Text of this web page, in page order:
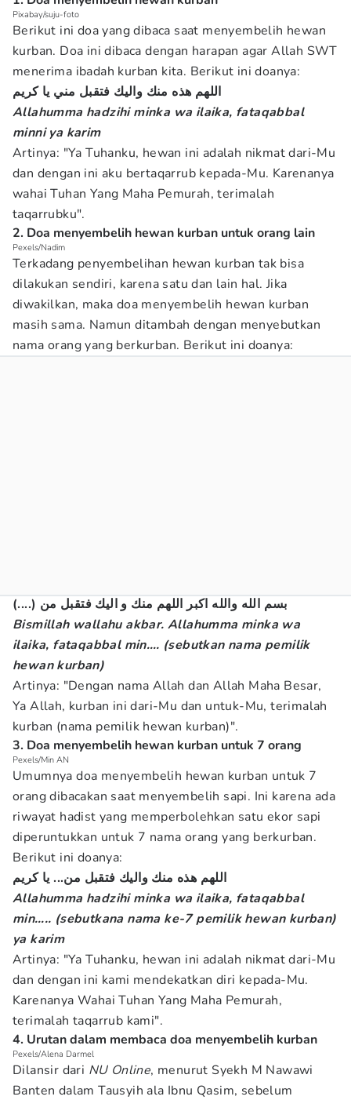
Pixabay/suju-foto
Berikut ini doa yang dibaca saat menyembelih hewan
kurban. Doa ini dibaca dengan harapan agar Allah SWT
menerima ibadah kurban kita. Berikut ini doanya:
اللهم هذه منك واليك فتقبل مني يا كريم
Allahumma hadzihi minka wa ilaika, fataqabbal
minni ya karim
Artinya: "Ya Tuhanku, hewan ini adalah nikmat dari-Mu
dan dengan ini aku bertaqarrub kepada-Mu. Karenanya
wahai Tuhan Yang Maha Pemurah, terimalah
taqarrubku".
2. Doa menyembelih hewan kurban untuk orang lain
Pexels/Nadim
Terkadang penyembelihan hewan kurban tak bisa
dilakukan sendiri, karena satu dan lain hal. Jika
diwakilkan, maka doa menyembelih hewan kurban
masih sama. Namun ditambah dengan menyebutkan
nama orang yang berkurban. Berikut ini doanya:
Bismillah wallahu akbar. Allahumma minka wa
ilaika, fataqabbal min…. (sebutkan nama pemilik
hewan kurban)
Artinya: "Dengan nama Allah dan Allah Maha Besar,
Ya Allah, kurban ini dari-Mu dan untuk-Mu, terimalah
kurban (nama pemilik hewan kurban)".
3. Doa menyembelih hewan kurban untuk 7 orang
Pexels/Min AN
Umumnya doa menyembelih hewan kurban untuk 7
orang dibacakan saat menyembelih sapi. Ini karena ada
riwayat hadist yang memperbolehkan satu ekor sapi
diperuntukkan untuk 7 nama orang yang berkurban.
Berikut ini doanya:
اللهم هذه منك واليك فتقبل من... يا كريم
Allahumma hadzihi minka wa ilaika, fataqabbal
min….. (sebutkana nama ke-7 pemilik hewan kurban)
ya karim
Artinya: "Ya Tuhanku, hewan ini adalah nikmat dari-Mu
dan dengan ini kami mendekatkan diri kepada-Mu.
Karenanya Wahai Tuhan Yang Maha Pemurah,
terimalah taqarrub kami".
4. Urutan dalam membaca doa menyembelih kurban
Pexels/Alena Darmel
Dilansir dari NU Online, menurut Syekh M Nawawi
Banten dalam Tausyih ala Ibnu Qasim, sebelum